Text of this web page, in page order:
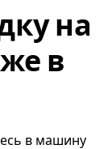
на
в
в машину